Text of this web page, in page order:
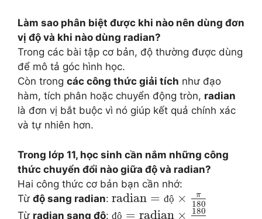
Làm sao phân biệt được khi nào nên dùng đơn
vị độ và khi nào dùng radian?
Trong các bài tập cơ bản, độ thường được dùng
để mô tả góc hình học.
Còn trong các công thức giải tích như đạo
hàm, tích phân hoặc chuyển động tròn, radian
là đơn vị bắt buộc vì nó giúp kết quả chính xác
và tự nhiên hơn.
Trong lớp 11, học sinh cần nắm những công
thức chuyển đổi nào giữa độ và radian?
Hai công thức cơ bản bạn cần nhớ:
Từ độ sang radian: radian = độ × π
180
Từ radian sang độ: độ = radian × 180